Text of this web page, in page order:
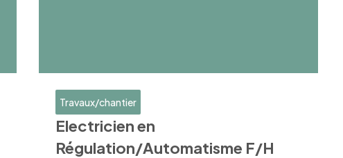
Travaux/chantier
Electricien en
Régulation/Automatisme F/H